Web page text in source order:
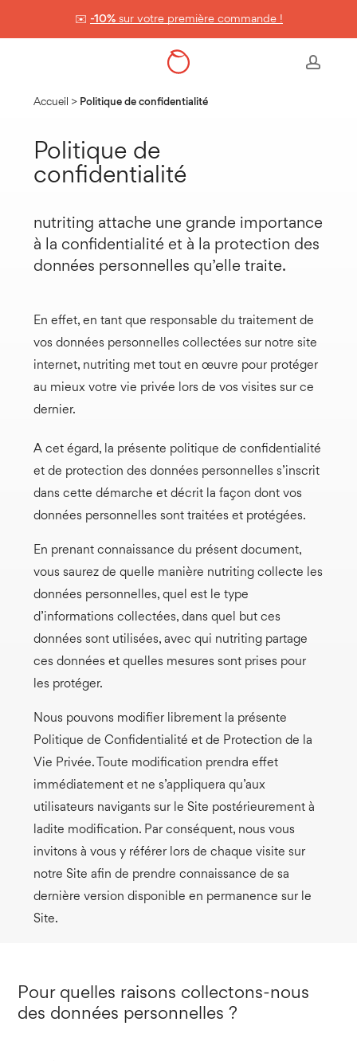
✉️ -10%sur votre première commande !
Panier
Accueil > Politique de confidentialité
Politique de
confidentialité
nutriting attache une grande importance
à la confidentialité et à la protection des
données personnelles qu’elle traite.
En effet, en tant que responsable du traitement de
vos données personnelles collectées sur notre site
internet, nutriting met tout en œuvre pour protéger
au mieux votre vie privée lors de vos visites sur ce
dernier.
A cet égard, la présente politique de confidentialité
et de protection des données personnelles s’inscrit
dans cette démarche et décrit la façon dont vos
données personnelles sont traitées et protégées.
En prenant connaissance du présent document,
vous saurez de quelle manière nutriting collecte les
données personnelles, quel est le type
d’informations collectées, dans quel but ces
données sont utilisées, avec qui nutriting partage
ces données et quelles mesures sont prises pour
les protéger.
Nous pouvons modifier librement la présente
Politique de Confidentialité et de Protection de la
Vie Privée. Toute modification prendra effet
immédiatement et ne s’appliquera qu’aux
utilisateurs navigants sur le Site postérieurement à
ladite modification. Par conséquent, nous vous
invitons à vous y référer lors de chaque visite sur
notre Site afin de prendre connaissance de sa
dernière version disponible en permanence sur le
Site.
Pour quelles raisons collectons-nous
des données personnelles ?